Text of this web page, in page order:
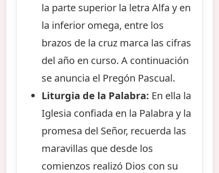
la parte superior la letra Alfa y en
la inferior omega, entre los
brazos de la cruz marca las cifras
del año en curso. A continuación
se anuncia el Pregón Pascual.
Liturgia de la Palabra: En ella la
Iglesia confiada en la Palabra y la
promesa del Señor, recuerda las
maravillas que desde los
comienzos realizó Dios con su